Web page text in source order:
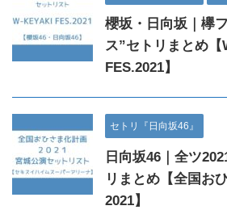
櫻坂・日向坂｜欅
ス”セトリまとめ【
FES.2021】
セトリ『日向坂46』
日向坂46｜全ツ
リまとめ【全国お
2021】